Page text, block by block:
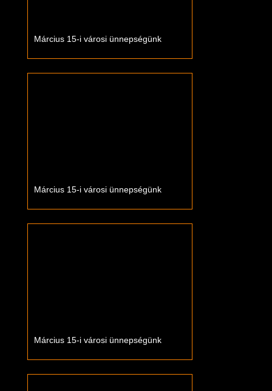
Március 15-i városi ünnepségünk
Március 15-i városi ünnepségünk
Március 15-i városi ünnepségünk